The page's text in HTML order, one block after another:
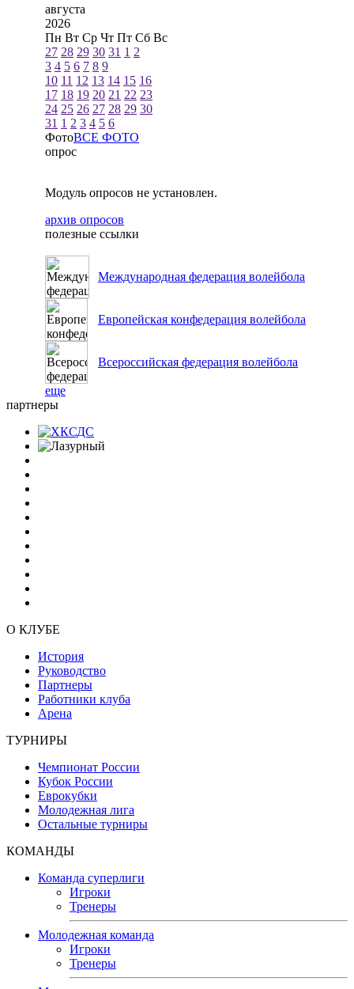
августа
2026
Пн Вт Ср Чт Пт Сб Вс
27 28 29 30 31 1 2
3 4 5 6 7 8 9
10 11 12 13 14 15 16
17 18 19 20 21 22 23
24 25 26 27 28 29 30
31 1 2 3 4 5 6
ФотоВСЕ ФОТО
опрос
Модуль опросов не установлен.
архив опросов
полезные ссылки
Международная федерация волейбола
Европейская конфедерация волейбола
Всероссийская федерация волейбола
еще
партнеры
О КЛУБЕ
История
Руководство
Партнеры
Работники клуба
Арена
ТУРНИРЫ
Чемпионат России
Кубок России
Еврокубки
Молодежная лига
Остальные турниры
КОМАНДЫ
Команда суперлиги
Игроки
Тренеры
Молодежная команда
Игроки
Тренеры